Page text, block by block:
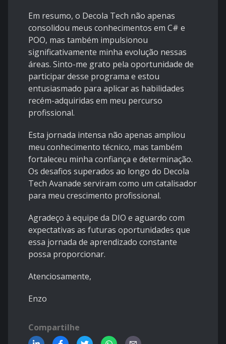
Em resumo, o Decola Tech não apenas
consolidou meus conhecimentos em C# e
POO, mas também impulsionou
significativamente minha evolução nessas
áreas. Sinto-me grato pela oportunidade de
participar desse programa e estou
entusiasmado para aplicar as habilidades
recém-adquiridas em meu percurso
profissional.
Esta jornada intensa não apenas ampliou
meu conhecimento técnico, mas também
fortaleceu minha confiança e determinação.
Os desafios superados ao longo do Decola
Tech Avanade serviram como um catalisador
para meu crescimento profissional.
Agradeço à equipe da DIO e aguardo com
expectativas as futuras oportunidades que
essa jornada de aprendizado constante
possa proporcionar.
Atenciosamente,
Enzo
Compartilhe